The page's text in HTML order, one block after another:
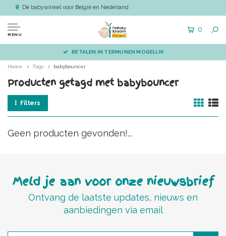
Dé babywinkel voor België en Nederland
MENU
0
BETALEN IN TERMIJNEN MOGELIJK
Home Tags babybouncer
Producten getagd met babybouncer
Filters
Geen producten gevonden!...
Meld je aan voor onze nieuwsbrief
Ontvang de laatste updates, nieuws en
aanbiedingen via email